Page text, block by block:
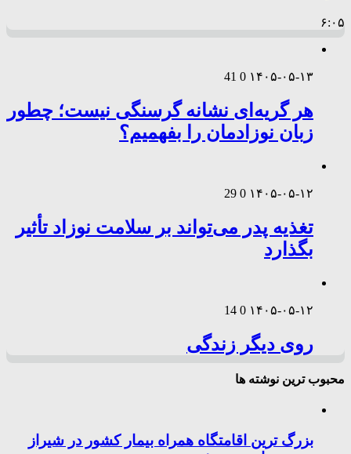
۶:۰۵
۱۴۰۵-۰۵-۱۳ 0
41
هر گریه‌ای نشانه گرسنگی نیست؛ چطور
زبان نوزادمان را بفهمیم؟
۱۴۰۵-۰۵-۱۲ 0
29
تغذیه پدر می‌تواند بر سلامت نوزاد تأثیر
بگذارد
۱۴۰۵-۰۵-۱۲ 0
14
روی دیگر زندگی
محبوب ترین نوشته ها
بزرگ ترین اقامتگاه همراه بیمار کشور در شیراز